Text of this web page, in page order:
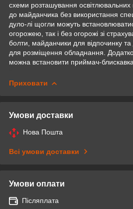
схеми розташування освітлювальних
до майданчика без використання
дуло-лі щогли можуть
огорожею, так і без огорожі зі
болти, майданчики для відпочинку
для розміщення обладнання.
можна встановити приймач-
Приховати
Умови доставки
Нова Пошта
Всі умови доставки
Умови оплати
Післяплата